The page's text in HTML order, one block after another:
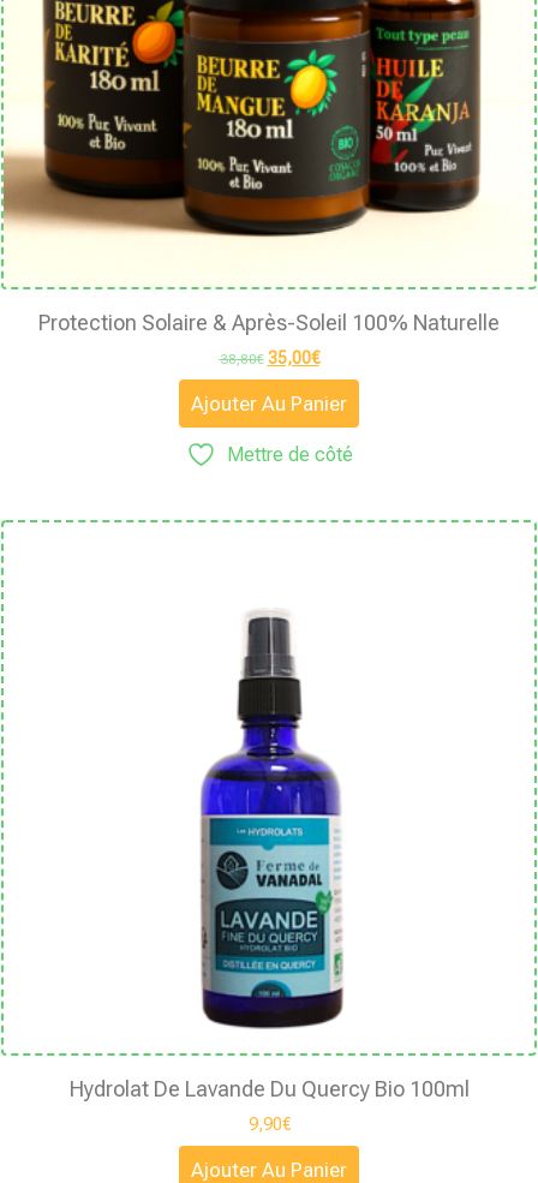
Protection Solaire & Après-Soleil 100% Naturelle
38,80€ 35,00€
Ajouter Au Panier
Mettre de côté
Hydrolat De Lavande Du Quercy Bio 100ml
9,90€
Ajouter Au Panier